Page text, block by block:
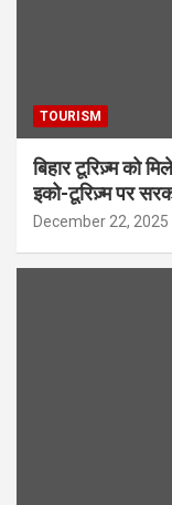
TOURISM
बिहार टूरिज़्म को
इको-टूरिज़्म पर
December 22, 2025